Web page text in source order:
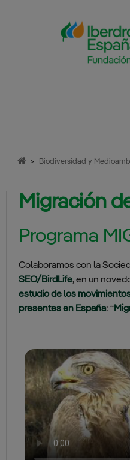
> Biodiversidad y
Migración
Programa
Colaboramos con la
SEO/BirdLife, en un
estudio de los
presentes en España: “